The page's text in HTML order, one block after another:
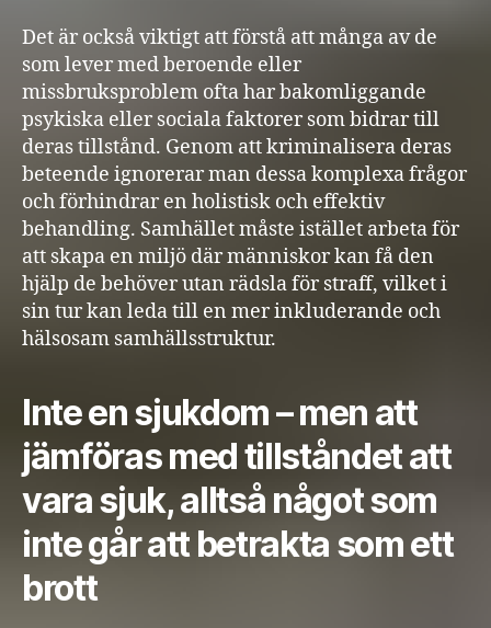
Det är också viktigt att förstå att många av de
som lever med beroende eller
missbruksproblem ofta har bakomliggande
psykiska eller sociala faktorer som bidrar till
deras tillstånd. Genom att kriminalisera deras
beteende ignorerar man dessa komplexa frågor
och förhindrar en holistisk och effektiv
behandling. Samhället måste istället arbeta för
att skapa en miljö där människor kan få den
hjälp de behöver utan rädsla för straff, vilket i
sin tur kan leda till en mer inkluderande och
hälsosam samhällsstruktur.
Inte en sjukdom – men att
jämföras med tillståndet att
vara sjuk, alltså något som
inte går att betrakta som ett
brott